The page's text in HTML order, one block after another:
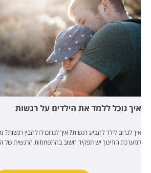
איך נוכל ללמד את הילדים על רגשות
איך לגרום לילד להביע רגשות? איך לגרום לו להבין
למערכת החינוך יש תפקיד חשוב בהתפתחות הרגשית של